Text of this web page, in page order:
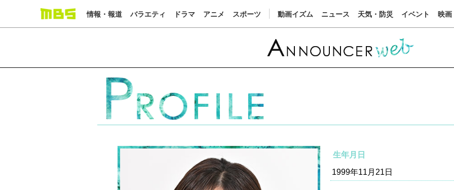
情報・報道 バラエティ ドラマ アニメ スポーツ 動画イズム ニュース 天気・防災 イベント 映画
生年月日
1999年11月21日